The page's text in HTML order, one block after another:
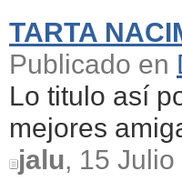
TARTA
Publicado en
Lo titulo así
mejores
jalu, 15 Julio